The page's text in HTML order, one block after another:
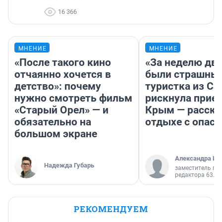
16 366
МНЕНИЕ
«После такого кино
отчаянно хочется в
детство»: почему
нужно смотреть фильм
«Старый Орел» — и
обязательно на
большом экране
Надежда Губарь
МНЕНИЕ
«За неделю
были
туристка из
рискнула
Крым —
отдыхе с
Александра
заместитель
редактора 63.RU
РЕКОМЕНДУЕМ